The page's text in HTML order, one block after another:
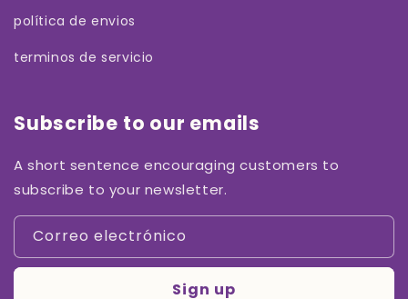
política de envios
terminos de servicio
Subscribe to our emails
A short sentence encouraging customers to
subscribe to your newsletter.
Correo electrónico
Sign up